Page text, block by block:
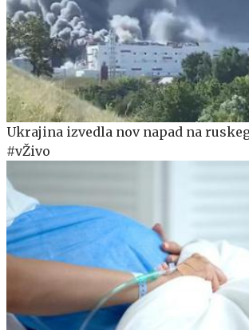
Ukrajina izvedla nov napad na
#vŽivo